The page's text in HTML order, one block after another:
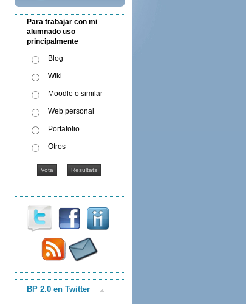
Para trabajar con mi
alumnado uso
principalmente
Blog
Wiki
Moodle o similar
Web personal
Portafolio
Otros
BP 2.0 en Twitter